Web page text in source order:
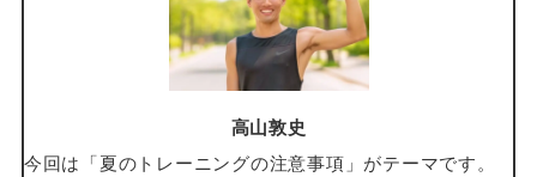
高山敦史
今回は「夏のトレーニングの注意事項」がテーマです。